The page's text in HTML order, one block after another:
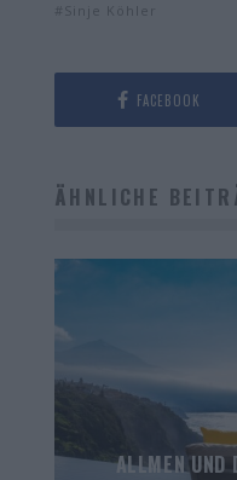
Sinje Köhler
FACEBOOK
ÄHNLICHE
ALLMEN UND